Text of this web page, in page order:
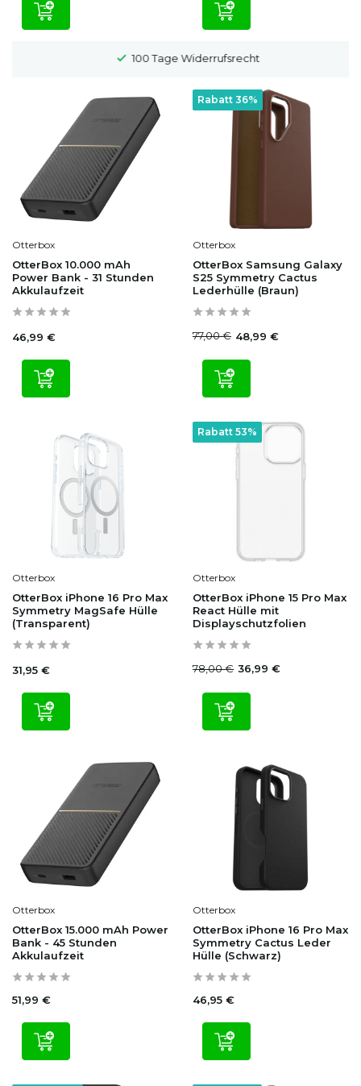
100 Tage Widerrufsrecht
Otterbox
OtterBox 10.000 mAh
Power Bank - 31 Stunden
Akkulaufzeit
46,99 €
Rabatt 36%
Otterbox
OtterBox Samsung Galaxy
S25 Symmetry Cactus
Lederhülle (Braun)
77,00 € 48,99 €
Otterbox
OtterBox iPhone 16 Pro Max
Symmetry MagSafe Hülle
(Transparent)
31,95 €
Rabatt 53%
Otterbox
OtterBox iPhone 15 Pro Max
React Hülle mit
Displayschutzfolien
78,00 € 36,99 €
Otterbox
OtterBox 15.000 mAh Power
Bank - 45 Stunden
Akkulaufzeit
51,99 €
Otterbox
OtterBox iPhone 16 Pro Max
Symmetry Cactus Leder
Hülle (Schwarz)
46,95 €